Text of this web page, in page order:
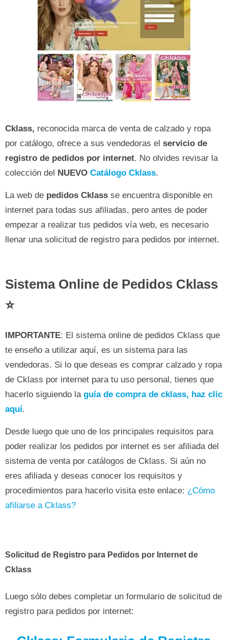
Cklass, reconocida marca de venta de calzado y ropa
por catálogo, ofrece a sus vendedoras el servicio de
registro de pedidos por internet. No olvides revisar la
colección del NUEVO Catálogo Cklass.
La web de pedidos Cklass se encuentra disponible en
internet para todas sus afiliadas, pero antes de poder
empezar a realizar tus pedidos vía web, es necesario
llenar una solicitud de registro para pedidos por internet.
Sistema Online de Pedidos Cklass
⭐
IMPORTANTE: El sistema online de pedidos Cklass que
te enseño a utilizar aquí, es un sistema para las
vendedoras. Si lo que deseas es comprar calzado y ropa
de Cklass por internet para tu uso personal, tienes que
hacerlo siguiendo la guía de compra de cklass, haz clic
aquí.
Desde luego que uno de los principales requisitos para
poder realizar los pedidos por internet es ser afiliada del
sistema de venta por catálogos de Cklass. Si aún no
eres afiliada y deseas conocer los requisitos y
procedimientos para hacerlo visita este enlace: ¿Cómo
afiliarse a Cklass?
Solicitud de Registro para Pedidos por Internet de
Cklass
Luego sólo debes completar un formulario de solicitud de
registro para pedidos por internet: